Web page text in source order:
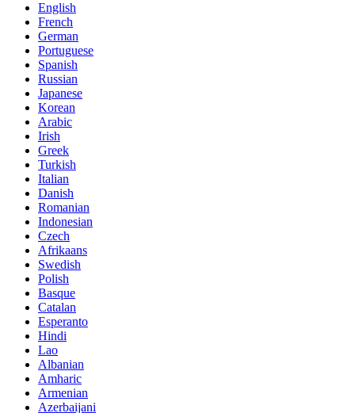
English
French
German
Portuguese
Spanish
Russian
Japanese
Korean
Arabic
Irish
Greek
Turkish
Italian
Danish
Romanian
Indonesian
Czech
Afrikaans
Swedish
Polish
Basque
Catalan
Esperanto
Hindi
Lao
Albanian
Amharic
Armenian
Azerbaijani